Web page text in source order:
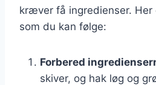
kræver få ingredienser. Her
som du kan følge:
Forbered
skiver, og hak løg og